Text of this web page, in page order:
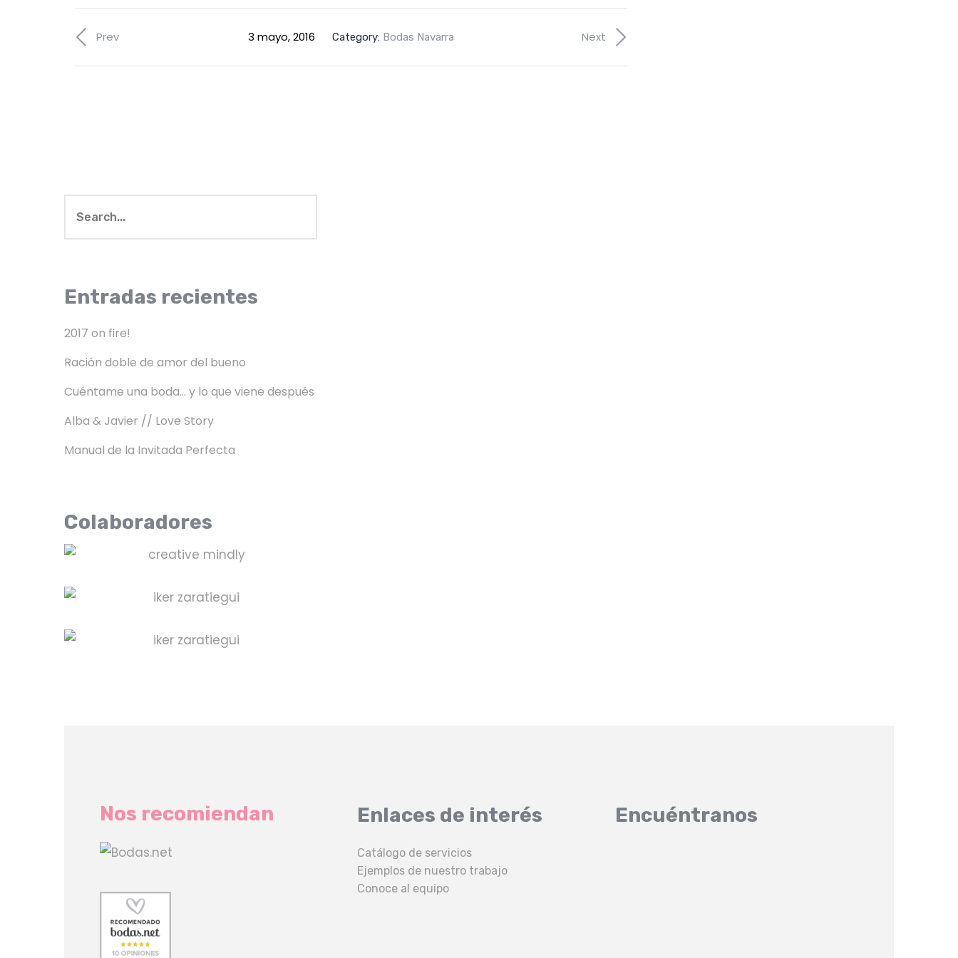
Next
Prev 3 mayo, 2016 Category: Bodas Navarra
Entradas recientes
2017 on fire!
Ración doble de amor del bueno
Cuéntame una boda… y lo que viene después
Alba & Javier // Love Story
Manual de la Invitada Perfecta
Colaboradores
Nos recomiendan Enlaces de interés
Catálogo de servicios
Ejemplos de nuestro trabajo
Conoce al equipo
Encuéntranos